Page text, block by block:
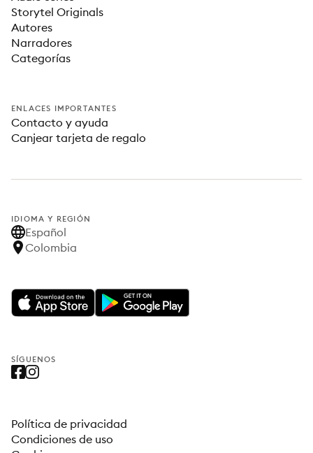
Storytel Originals
Autores
Narradores
Categorías
ENLACES IMPORTANTES
Contacto y ayuda
Canjear tarjeta de regalo
IDIOMA Y REGIÓN
Español
Colombia
SÍGUENOS
Política de privacidad
Condiciones de uso